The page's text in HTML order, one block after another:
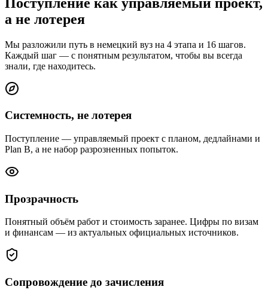
а не лотерея
Мы разложили путь в немецкий вуз на 4 этапа и 16 шагов.
Каждый шаг — с понятным результатом, чтобы вы всегда
знали, где находитесь.
Системность, не лотерея
Поступление — управляемый проект с планом, дедлайнами и
Plan B, а не набор разрозненных попыток.
Прозрачность
Понятный объём работ и стоимость заранее. Цифры по визам
и финансам — из актуальных официальных источников.
Сопровождение до зачисления